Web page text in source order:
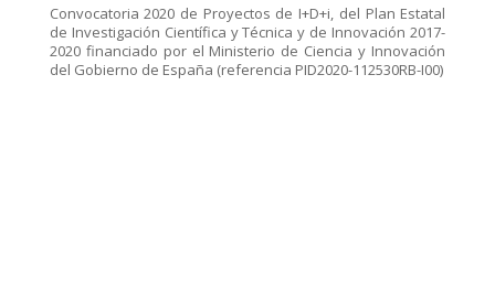
Convocatoria 2020 de Proyectos de I+D+i, del Plan Estatal
de Investigación Científica y Técnica y de Innovación 2017-
2020 financiado por el Ministerio de Ciencia y Innovación
del Gobierno de España (referencia PID2020-112530RB-I00)